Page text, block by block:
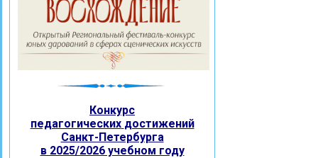
Конкурс
педагогических достижений
Санкт-Петербурга
в 2025/2026 учебном году